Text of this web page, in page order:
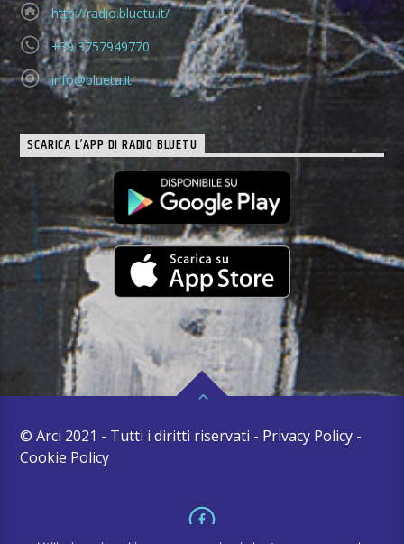
http://radio.bluetu.it/
+39 3757949770
info@bluetu.it
SCARICA L’APP DI RADIO BLUETU
© Arci 2021 - Tutti i diritti riservati - Privacy Policy -
Cookie Policy